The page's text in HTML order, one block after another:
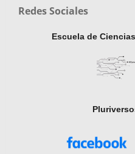
Redes Sociales
Escuela de